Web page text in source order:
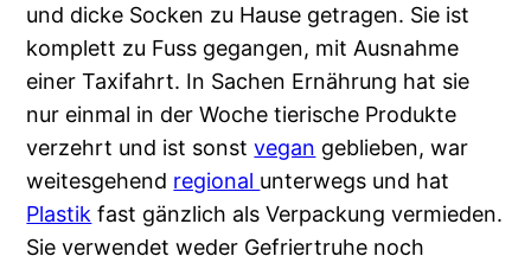
und dicke Socken zu Hause getragen. Sie ist
komplett zu Fuss gegangen, mit Ausnahme
einer Taxifahrt. In Sachen Ernährung hat sie
nur einmal in der Woche tierische Produkte
verzehrt und ist sonstvegan geblieben, war
weitesgehend regional unterwegs und hat
Plastik fast gänzlich als Verpackung vermieden.
Sie verwendet weder Gefriertruhe noch